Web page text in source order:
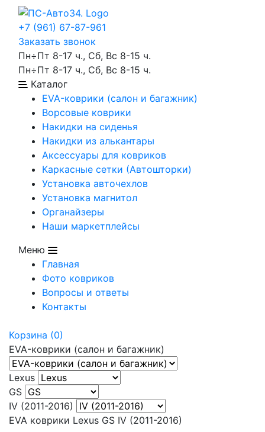
+7 (961) 67-87-961
Заказать звонок
Пн÷Пт 8-17 ч., Сб, Вс 8-15 ч.
Пн÷Пт 8-17 ч., Сб, Вс 8-15 ч.
Каталог
EVA-коврики (салон и багажник)
Ворсовые коврики
Накидки на сиденья
Накидки из алькантары
Аксессуары для ковриков
Каркасные сетки (Автошторки)
Установка авточехлов
Установка магнитол
Органайзеры
Наши маркетплейсы
Меню
Главная
Фото ковриков
Вопросы и ответы
Контакты
Корзина (0)
EVA-коврики (салон и багажник)
Lexus
GS
IV (2011-2016)
EVA коврики Lexus GS IV (2011-2016)